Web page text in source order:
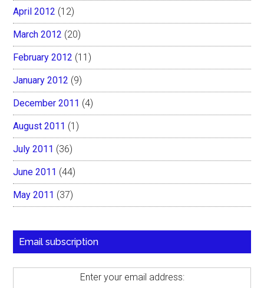
April 2012 (12)
March 2012 (20)
February 2012 (11)
January 2012 (9)
December 2011 (4)
August 2011 (1)
July 2011 (36)
June 2011 (44)
May 2011 (37)
Email subscription
Enter your email address: